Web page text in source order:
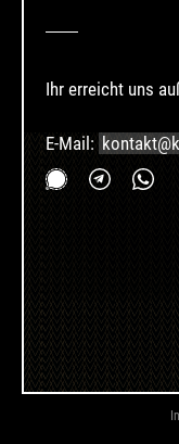
Ihr erreicht uns
E-Mail: